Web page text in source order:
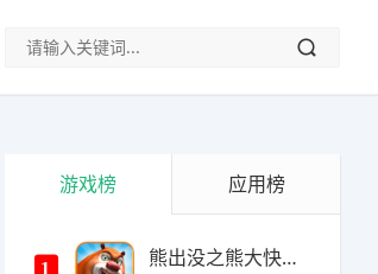
游戏榜 应用榜
1 熊出没之熊大快跑内购破